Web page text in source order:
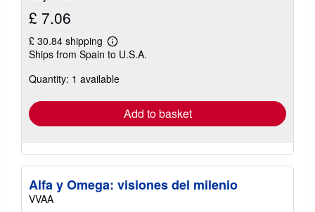
£ 7.06
£ 30.84 shipping
Learn
more
shipping
Ships from Spain to U.S.A.
Quantity: 1 available
Add to basket
Alfa y Omega: visiones del milenio
VVAA